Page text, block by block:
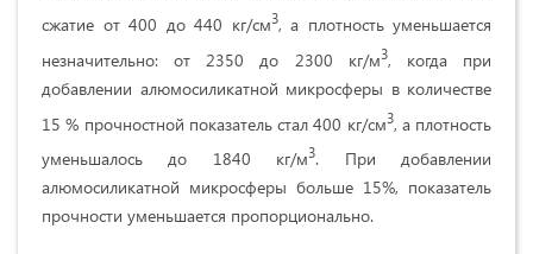
сжатие от 400 до 440 кг/см3, а плотность уменьшается
незначительно: от 2350 до 2300 кг/м3, когда при
добавлении алюмосиликатной микросферы в количестве
15 % прочностной показатель стал 400 кг/см3, а плотность
уменьшалось до 1840 кг/м3. При добавлении
алюмосиликатной микросферы больше 15%, показатель
прочности уменьшается пропорционально.